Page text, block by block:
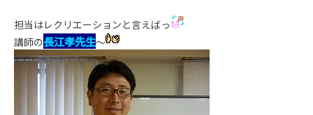
担当はレクリエーションと言えばっ
講師の長江孝先生～